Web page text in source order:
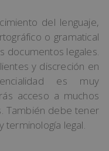
del lenguaje,
o gramatical
documentos legales.
y discreción en
es muy
acceso a muchos
También debe tener
terminología legal.